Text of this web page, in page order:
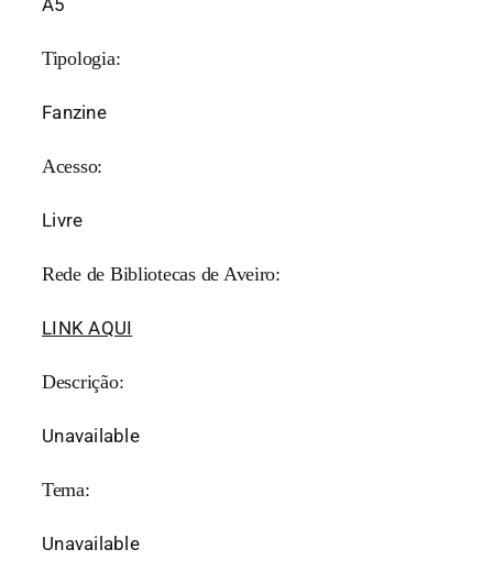
A5
Tipologia:
Fanzine
Acesso:
Livre
Rede de Bibliotecas de Aveiro:
LINK AQUI
Descrição:
Unavailable
Tema:
Unavailable